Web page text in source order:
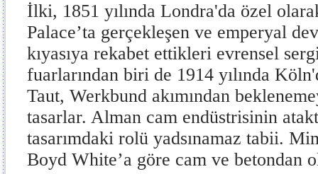
İlki, 1851 yılında Londra'da özel
Palace’ta gerçekleşen ve emperyal
kıyasıya rekabet ettikleri evrensel
fuarlarından biri de 1914 yılında
Taut, Werkbund akımından
tasarlar. Alman cam endüstrisinin
tasarımdaki rolü yadsınamaz tabii.
Boyd White’a göre cam ve betondan